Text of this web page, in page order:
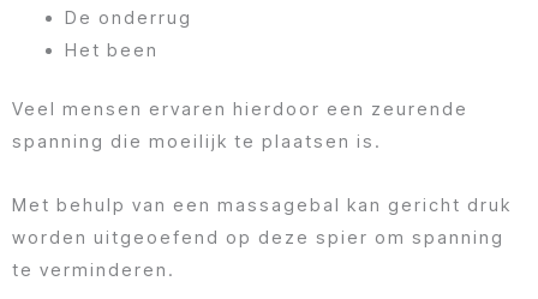
De onderrug
Het been
Veel mensen ervaren hierdoor een zeurende
spanning die moeilijk te plaatsen is.
Met behulp van een massagebal kan gericht druk
worden uitgeoefend op deze spier om spanning
te verminderen.